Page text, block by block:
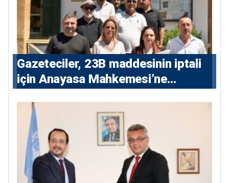
Gazeteciler, 23B maddesinin iptali
için Anayasa Mahkemesi’ne